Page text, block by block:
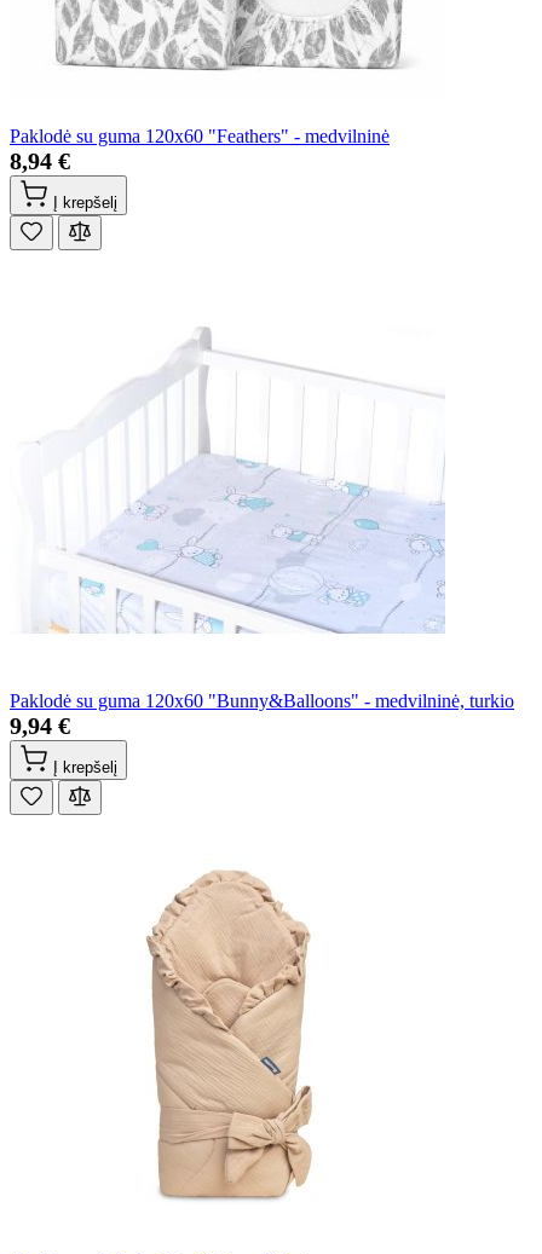
Paklodė su guma 120x60 "Feathers" - medvilninė
8,94 €
Į krepšelį
Paklodė su guma 120x60 "Bunny&Balloons" - medvilninė, turkio
9,94 €
Į krepšelį